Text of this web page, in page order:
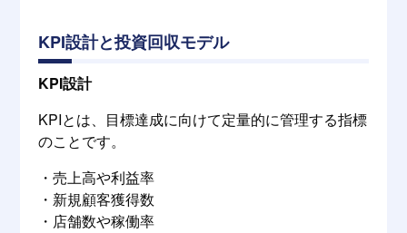
KPI設計と投資回収モデル
KPI設計
KPIとは、目標達成に向けて定量的に管理する指標
のことです。
・売上高や利益率
・新規顧客獲得数
・店舗数や稼働率